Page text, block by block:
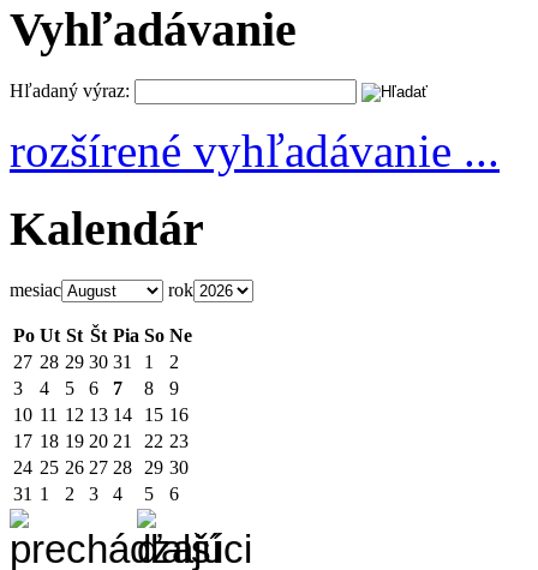
Vyhľadávanie
Hľadaný výraz:
rozšírené vyhľadávanie ...
Kalendár
mesiac rok
Po Ut St Št Pia So Ne
27 28 29 30 31 1
2
3
4 5 6 7 8
9
10 11 12 13 14 15 16
17 18 19 20 21 22 23
24 25 26 27 28 29 30
31 1 2 3 4 5 6